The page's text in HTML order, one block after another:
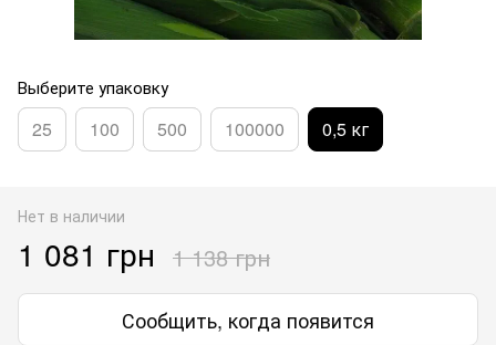
Выберите упаковку
25 100 500 100000 0,5 кг
Нет в наличии
1 081 грн 1 138 грн
Сообщить, когда появится